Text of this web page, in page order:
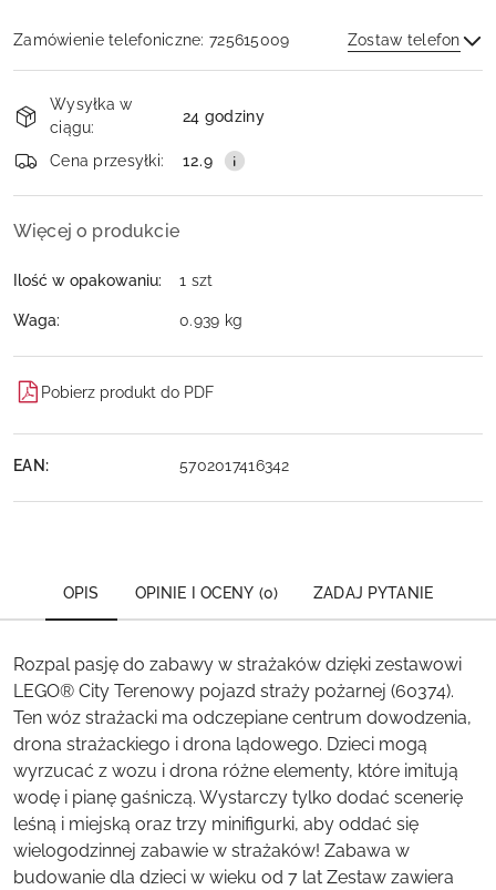
Zamówienie telefoniczne: 725615009 Zostaw telefon
i
dostawa
Wysyłka w
ciągu:
24 godziny
Cena przesyłki: 12.9
Więcej o produkcie
Ilość w opakowaniu: 1 szt
Waga: 0.939 kg
Pobierz produkt do PDF
EAN: 5702017416342
OPIS OPINIE I OCENY (0) ZADAJ PYTANIE
Rozpal pasję do zabawy w strażaków dzięki zestawowi
LEGO® City Terenowy pojazd straży pożarnej (60374).
Ten wóz strażacki ma odczepiane centrum dowodzenia,
drona strażackiego i drona lądowego. Dzieci mogą
wyrzucać z wozu i drona różne elementy, które imitują
wodę i pianę gaśniczą. Wystarczy tylko dodać scenerię
leśną i miejską oraz trzy minifigurki, aby oddać się
wielogodzinnej zabawie w strażaków! Zabawa w
budowanie dla dzieci w wieku od 7 lat Zestaw zawiera